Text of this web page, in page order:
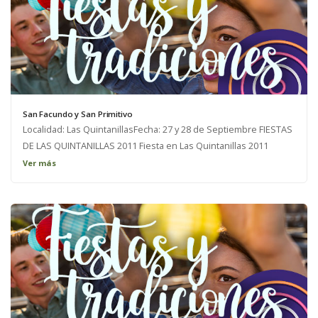
San Facundo y San Primitivo
Localidad: Las QuintanillasFecha: 27 y 28 de Septiembre FIESTAS
DE LAS QUINTANILLAS 2011 Fiesta en Las Quintanillas 2011
Ver más